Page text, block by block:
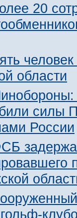
20
области
силы
России